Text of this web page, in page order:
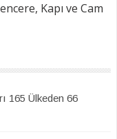
Kapı ve Cam
165 Ülkeden 66